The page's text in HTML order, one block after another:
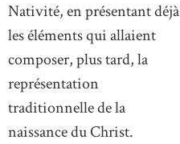
Nativité, en présentant déjà
les éléments qui allaient
composer, plus tard, la
représentation
traditionnelle de la
naissance du Christ.